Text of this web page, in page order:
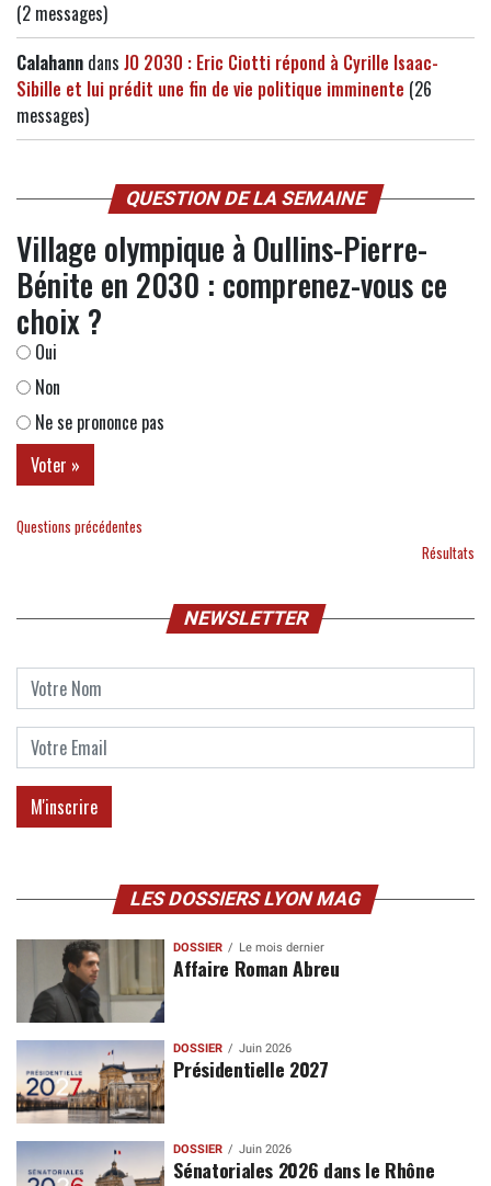
(2 messages)
Calahann dans JO 2030 : Eric Ciotti répond à Cyrille Isaac-
Sibille et lui prédit une fin de vie politique imminente (26
messages)
QUESTION DE LA SEMAINE
Village olympique à Oullins-Pierre-
Bénite en 2030 : comprenez-vous ce
choix ?
Oui
Non
Ne se prononce pas
Questions précédentes
Résultats
NEWSLETTER
LES DOSSIERS LYON MAG
DOSSIER Le mois dernier
Affaire Roman Abreu
DOSSIER Juin 2026
Présidentielle 2027
DOSSIER Juin 2026
Sénatoriales 2026 dans le Rhône